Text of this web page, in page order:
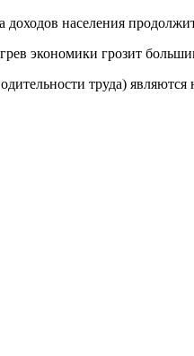
населения
экономики грозит
труда)